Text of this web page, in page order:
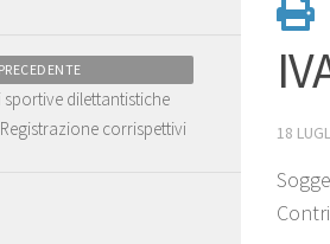
18
PRECEDENTE
dilettantistiche
corrispettivi